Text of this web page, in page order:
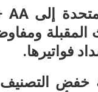
المقبلة
فواتيرها.
التصنيف